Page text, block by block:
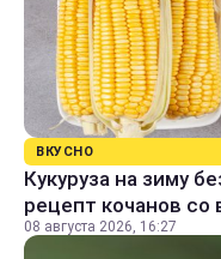
ВКУСНО
Кукуруза на зиму
рецепт кочанов со
08 августа 2026, 16:27